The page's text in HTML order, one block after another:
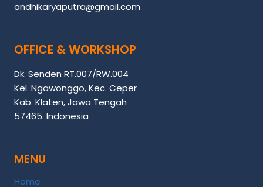
andhikaryaputra@gmail.com
OFFICE & WORKSHOP
Dk. Senden RT.007/RW.004
Kel. Ngawonggo, Kec. Ceper
Kab. Klaten, Jawa Tengah
57465. Indonesia
MENU
Home